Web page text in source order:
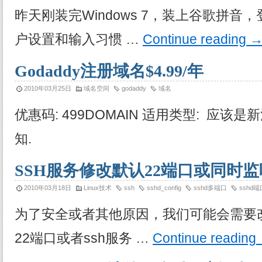
昨天刚装完Windows 7，装上谷歌拼音，
户设置和输入习惯 … Continue reading
Godaddy注册域名$4.99/年
2010年03月25日 域名空间 godaddy 域名
优惠码: 499DOMAIN 适用类型: 应该是
知.
SSH服务修改默认22端口或同时
2010年03月18日 Linux技术 ssh sshd_config sshd多端口 sshd端
为了安全或者其他原因，我们可能会需
22端口或者ssh服务 … Continue reading